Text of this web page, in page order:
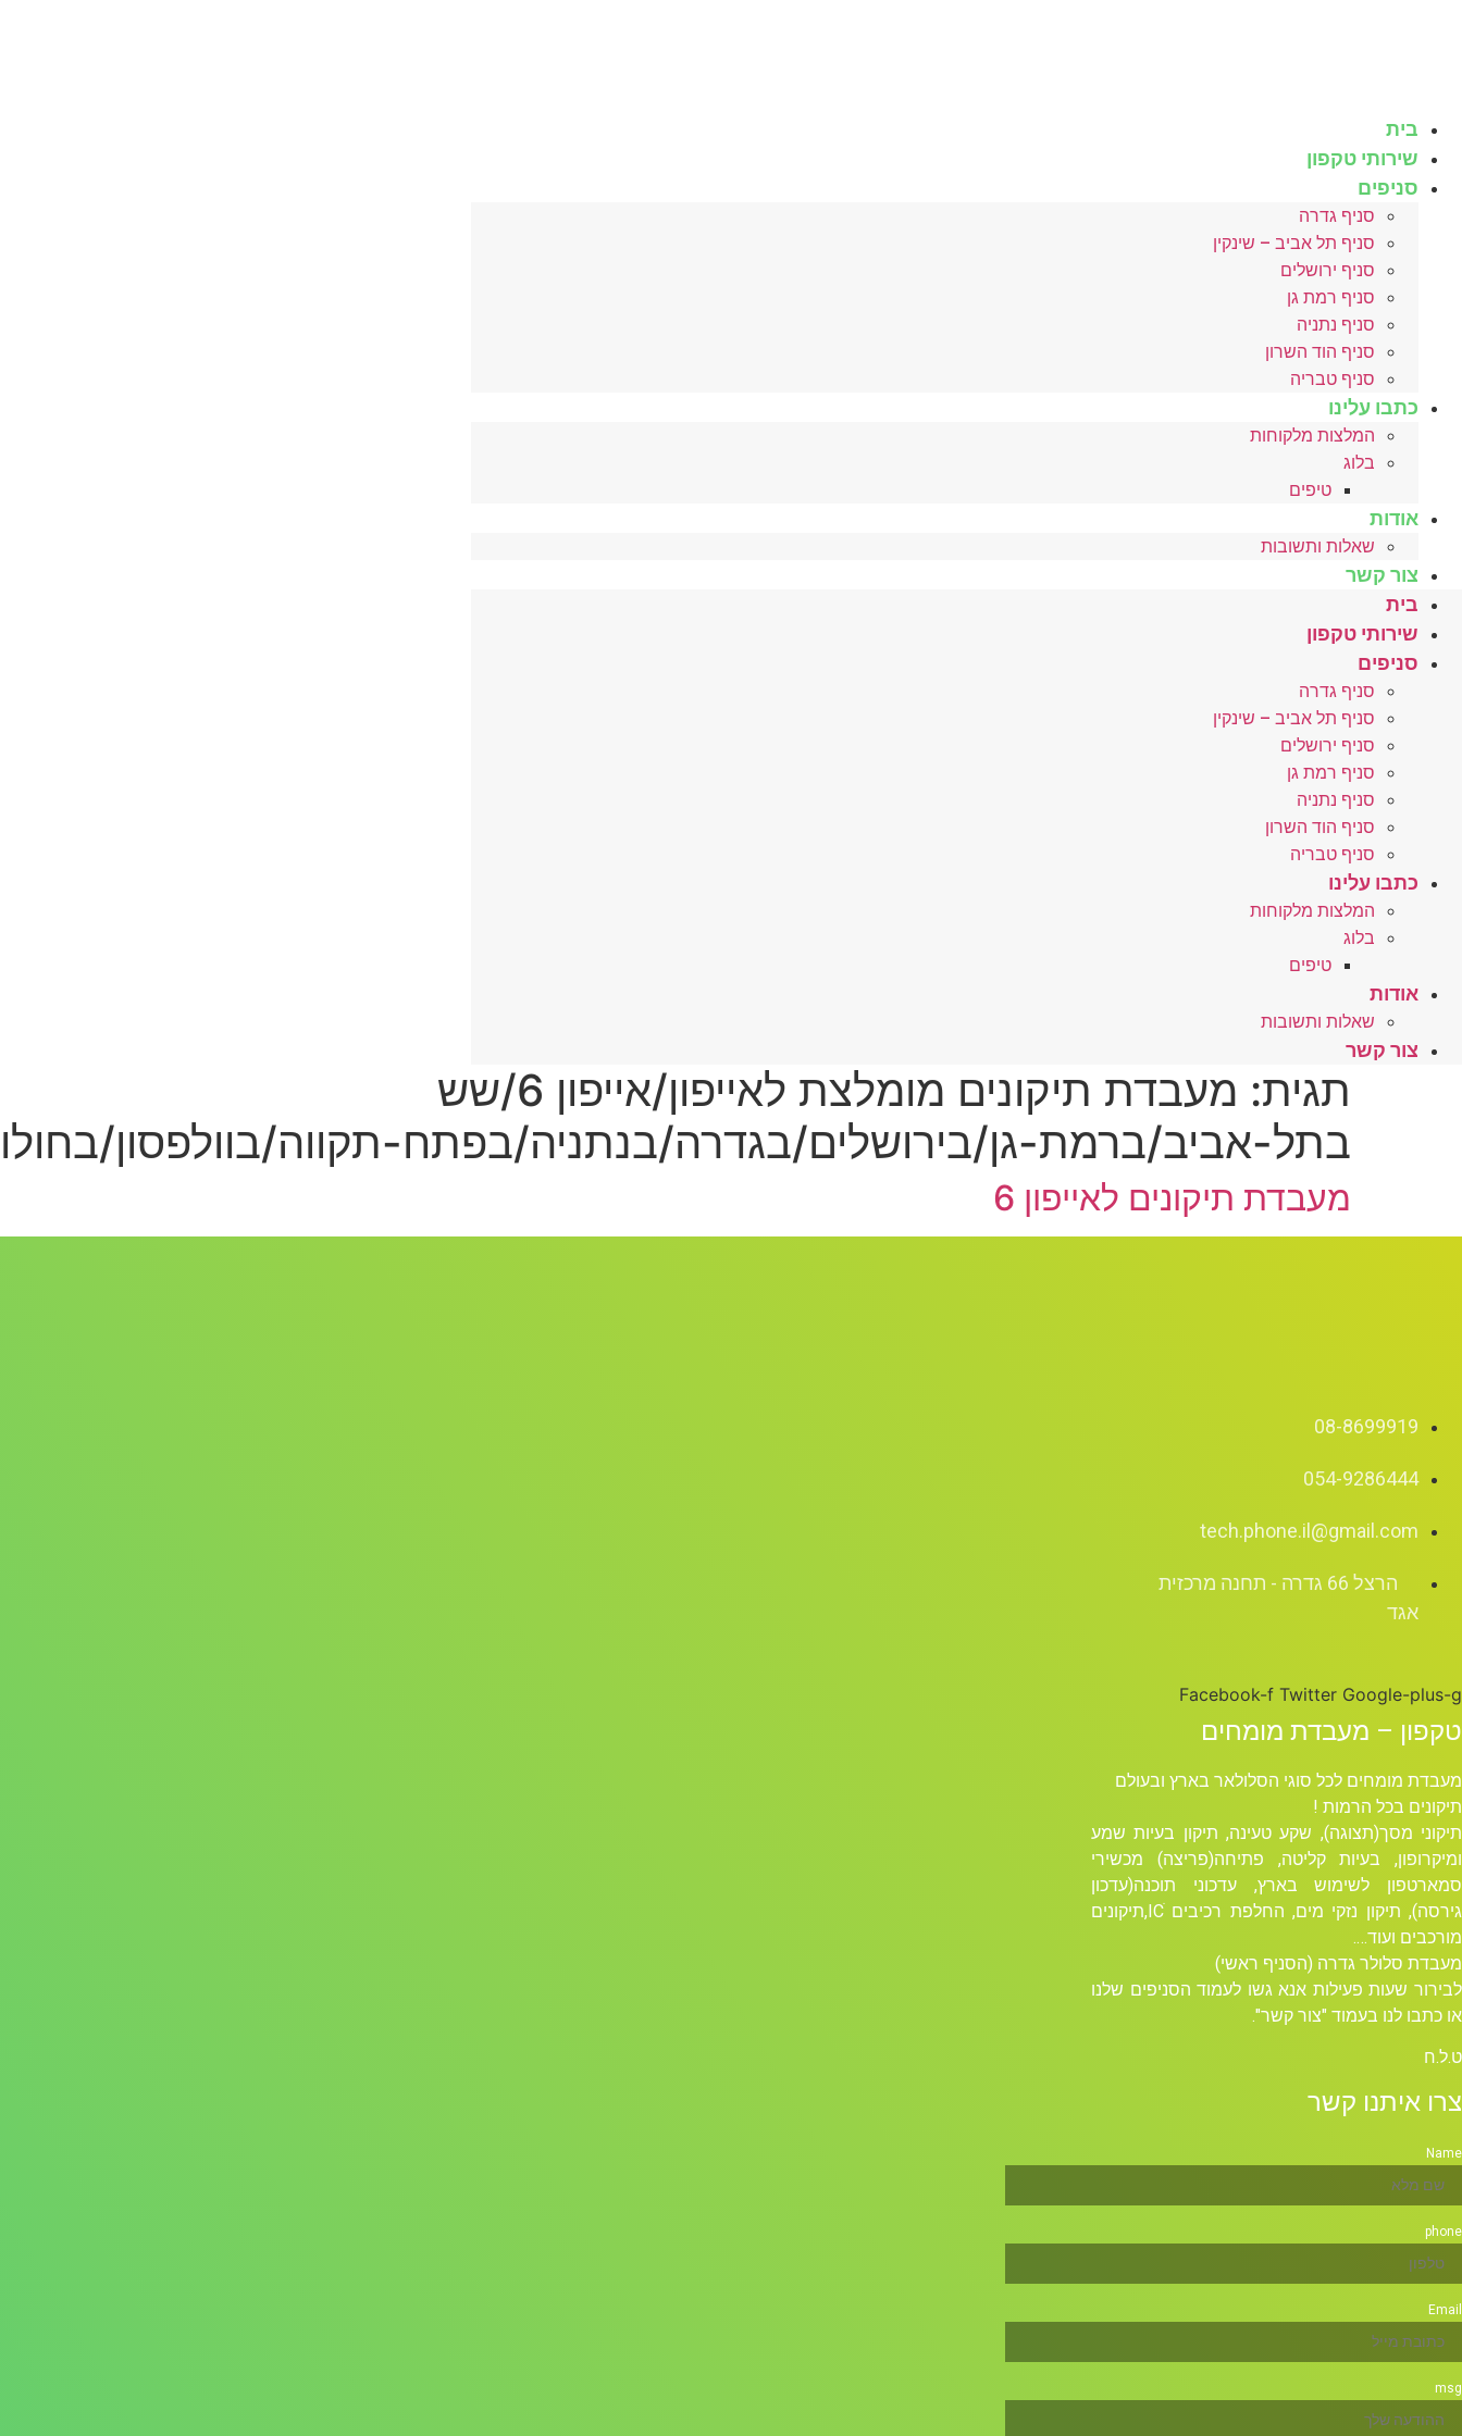
בית
שירותי טקפון
סניפים
סניף גדרה
סניף תל אביב – שינקין
סניף ירושלים
סניף רמת גן
סניף נתניה
סניף הוד השרון
סניף טבריה
כתבו עלינו
המלצות מלקוחות
בלוג
טיפים
אודות
שאלות ותשובות
צור קשר
בית
שירותי טקפון
סניפים
סניף גדרה
סניף תל אביב – שינקין
סניף ירושלים
סניף רמת גן
סניף נתניה
סניף הוד השרון
סניף טבריה
כתבו עלינו
המלצות מלקוחות
בלוג
טיפים
אודות
שאלות ותשובות
צור קשר
תגית:
מעבדת תיקונים מומלצת לאייפון/אייפון 6/שש
בתל-אביב/ברמת-גן/בירושלים/בגדרה/בנתניה/בפתח-תקווה/בוולפסון/
מעבדת תיקונים לאייפון 6
08-8699919
054-9286444
tech.phone.il@gmail.com
הרצל 66 גדרה - תחנה מרכזית
אגד
Facebook-f Twitter Google-plus-g
טקפון – מעבדת מומחים
מעבדת מומחים לכל סוגי הסלולאר בארץ ובעולם
תיקונים בכל הרמות !
תיקוני מסך(תצוגה), שקע טעינה, תיקון בעיות שמע
ומיקרופון, בעיות קליטה, פתיחה(פריצה) מכשירי
סמארטפון לשימוש בארץ, עדכוני תוכנה(עדכון
גירסה), תיקון נזקי מים, החלפת רכיבים ICׁ,תיקונים
מורכבים ועוד….
מעבדת סלולר גדרה (הסניף ראשי)
לבירור שעות פעילות אנא גשו לעמוד הסניפים שלנו
או כתבו לנו בעמוד "צור קשר".
ט.ל.ח
צרו איתנו קשר
Name
phone
Email
msg